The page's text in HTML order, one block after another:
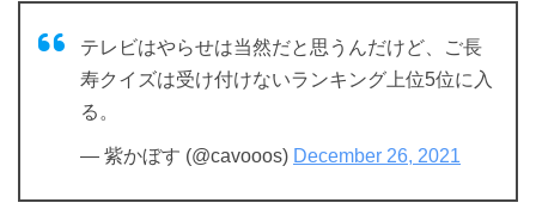
テレビはやらせは当然だと思うんだけど、ご長
寿クイズは受け付けないランキング上位5位に入
る。
— 紫かぼす (@cavooos) December 26, 2021